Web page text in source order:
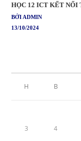
HỌC 12 ICT KẾT NỐI
BỞI ADMIN
13/10/2024
H B
3 4